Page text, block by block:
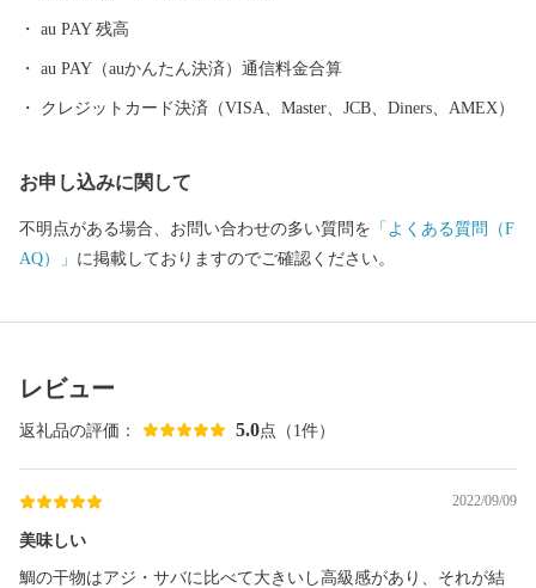
au PAY 残高
au PAY（auかんたん決済）通信料金合算
クレジットカード決済（VISA、Master、JCB、Diners、AMEX）
お申し込みに関して
不明点がある場合、お問い合わせの多い質問を 「よくある質問（F
AQ）」 に掲載しておりますのでご確認ください。
レビュー
返礼品の評価： 5.0点（1件）
2022/09/09
美味しい
鯛の干物はアジ・サバに比べて大きいし高級感があり、それが結